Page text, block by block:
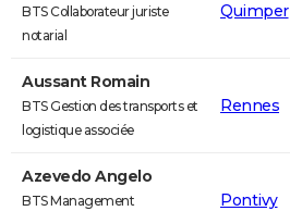
BTS Collaborateur juriste
notarial
Quimper
Aussant Romain
BTS Gestion des transports et
logistique associée
Rennes
Azevedo Angelo
BTS Management
Pontivy